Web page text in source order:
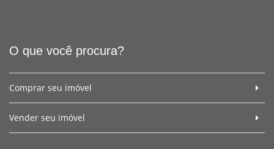
O que você procura?
Comprar seu imóvel
Vender seu imóvel